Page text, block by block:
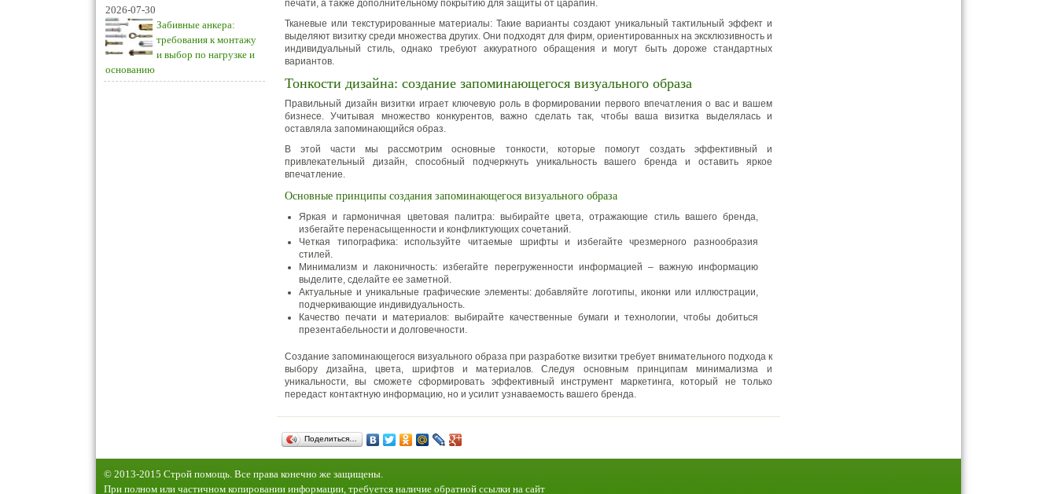
2026-07-30
Забивные анкера:
требования к монтажу
и выбор по нагрузке и
основанию
печати, а также дополнительному покрытию для защиты от царапин.
Тканевые или текстурированные материалы: Такие варианты создают уникальный тактильный эффект и
выделяют визитку среди множества других. Они подходят для фирм, ориентированных на эксклюзивность и
индивидуальный стиль, однако требуют аккуратного обращения и могут быть дороже стандартных
вариантов.
Тонкости дизайна: создание запоминающегося визуального образа
Правильный дизайн визитки играет ключевую роль в формировании первого впечатления о вас и вашем
бизнесе. Учитывая множество конкурентов, важно сделать так, чтобы ваша визитка выделялась и
оставляла запоминающийся образ.
В этой части мы рассмотрим основные тонкости, которые помогут создать эффективный и
привлекательный дизайн, способный подчеркнуть уникальность вашего бренда и оставить яркое
впечатление.
Основные принципы создания запоминающегося визуального образа
Яркая и гармоничная цветовая палитра: выбирайте цвета, отражающие стиль вашего бренда,
избегайте перенасыщенности и конфликтующих сочетаний.
Четкая типографика: используйте читаемые шрифты и избегайте чрезмерного разнообразия
стилей.
Минимализм и лаконичность: избегайте перегруженности информацией – важную информацию
выделите, сделайте ее заметной.
Актуальные и уникальные графические элементы: добавляйте логотипы, иконки или иллюстрации,
подчеркивающие индивидуальность.
Качество печати и материалов: выбирайте качественные бумаги и технологии, чтобы добиться
презентабельности и долговечности.
Создание запоминающегося визуального образа при разработке визитки требует внимательного подхода к
выбору дизайна, цвета, шрифтов и материалов. Следуя основным принципам минимализма и
уникальности, вы сможете сформировать эффективный инструмент маркетинга, который не только
передаст контактную информацию, но и усилит узнаваемость вашего бренда.
Поделиться…
© 2013-2015 Строй помощь. Все права конечно же защищены.
При полном или частичном копировании информации, требуется наличие обратной ссылки на сайт